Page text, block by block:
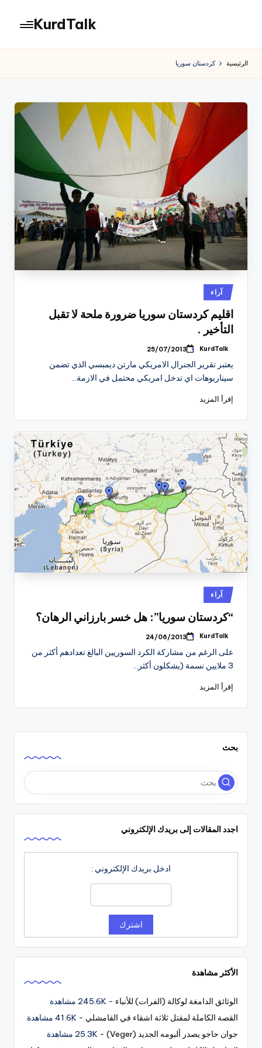
المحتوى
KurdTalk
الرئيسية كردستان سوريا
نُشر
في
آراء
اقليم كردستان سوريا ضرورة ملحة لا تقبل
التأخير .
تمّ
بواسطة
KurdTalk
25/07/2013
يعتبر تقرير الجنرال الامريكي مارتن ديمبسي الذي تضمن
سيناريوهات اي تدخل امريكي محتمل في الازمة…
إقرأ المزيد
نُشر
في
آراء
“كردستان سوريا”: هل خسر بارزاني الرهان؟
تمّ
بواسطة
KurdTalk
24/06/2013
على الرغم من مشاركة الكرد السوريين البالغ تعدادهم أكثر من
3 ملايين نسمة (يشكلون أكثر…
إقرأ المزيد
بحث
اجدد المقالات إلى بريدك الإلكتروني
ادخل بريدك الإلكتروني :
الأكثر مشاهدة
الوثائق الدامغة لوكالة (الفرات) للأنباء - 245.6K مشاهدة
القصة الكاملة لمقتل ثلاثة اشقاء في القامشلي - 41.6K مشاهدة
جوان حاجو يصدر ألبومه الجديد (Veger)
- 25.3K مشاهدة